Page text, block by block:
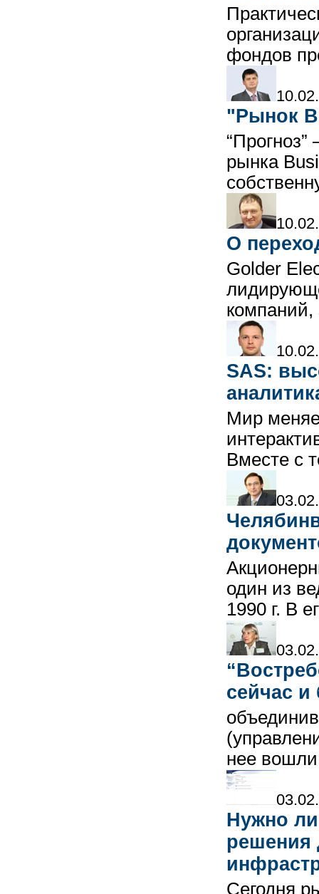
фондов
"Рынок
рынка
О
Golder
SAS:
Мир
Вместе с
один из
1990 г. В
сейчас и
нее
Нужно
решения
Сегодня